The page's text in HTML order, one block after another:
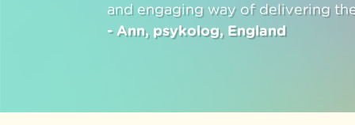
and engaging way of delivering
- Ann, psykolog, England